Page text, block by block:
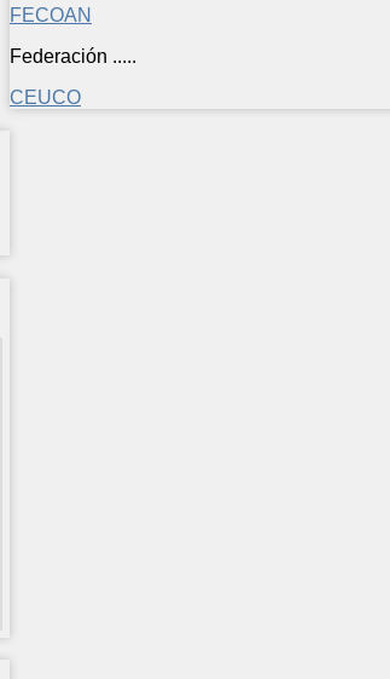
FECOAN
Federación .....
CEUCO